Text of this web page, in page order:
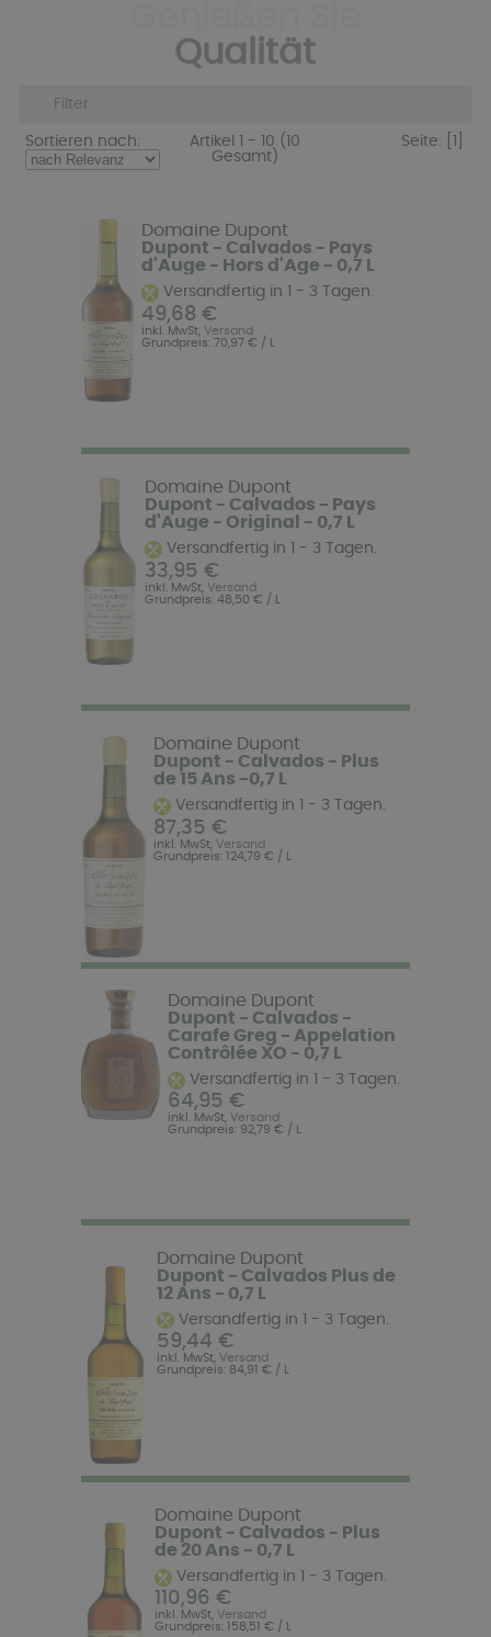
Qualität
Filter
Sortieren nach:
Artikel 1 - 10 (10
Gesamt)
Seite:
Domaine Dupont
Dupont - Calvados - Pays
d'Auge - Hors d'Age - 0,7 L
Versandfertig in 1 - 3 Tagen.
49,68 €
inkl. MwSt, Versand
Grundpreis: 70,97 € / L
Domaine Dupont
Dupont - Calvados - Pays
d'Auge - Original - 0,7 L
Versandfertig in 1 - 3 Tagen.
33,95 €
inkl. MwSt,Versand
Grundpreis: 48,50 € / L
Domaine Dupont
Dupont - Calvados - Plus
de 15 Ans -0,7 L
Versandfertig in 1 - 3 Tagen.
87,35 €
inkl. MwSt, Versand
Grundpreis: 124,79 € / L
Domaine Dupont
Dupont - Calvados -
Carafe Greg - Appelation
Contrôlée XO - 0,7 L
Versandfertig in 1 - 3 Tagen.
64,95 €
inkl. MwSt, Versand
Grundpreis: 92,79 € / L
Domaine Dupont
Dupont - Calvados Plus de
12 Ans - 0,7 L
Versandfertig in 1 - 3 Tagen.
59,44 €
inkl. MwSt,Versand
Grundpreis: 84,91 € / L
Domaine Dupont
Dupont - Calvados - Plus
de 20 Ans - 0,7 L
Versandfertig in 1 - 3 Tagen.
110,96 €
inkl. MwSt, Versand
Grundpreis: 158,51 € / L